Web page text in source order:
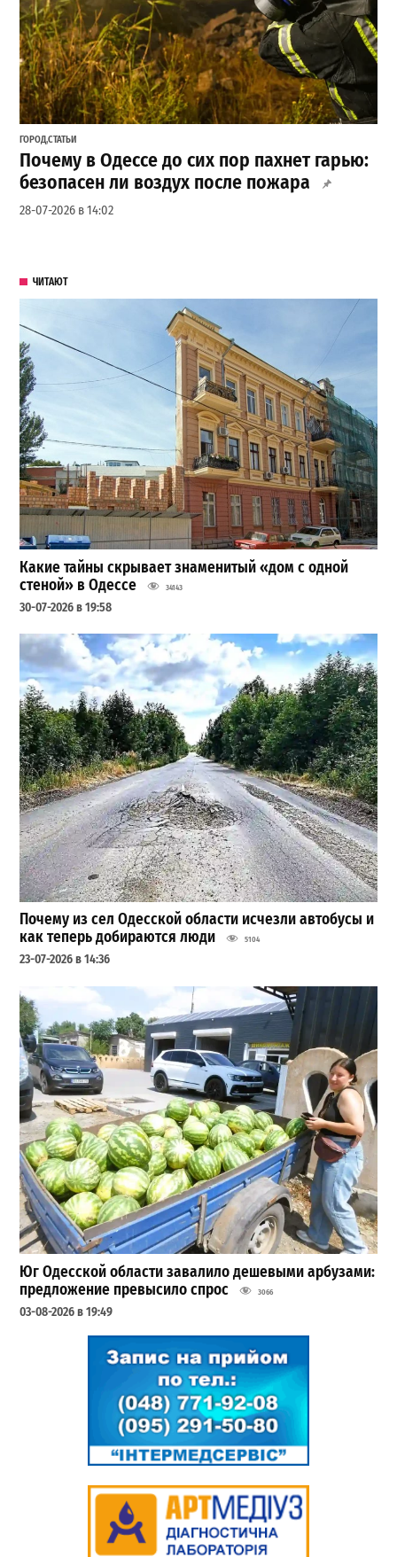
ГОРОД,СТАТЬИ
Почему в Одессе до сих пор пахнет гарью:
безопасен ли воздух после пожара
28-07-2026 в 14:02
ЧИТАЮТ
Какие тайны скрывает знаменитый «дом с одной
стеной» в Одессе
34143
30-07-2026 в 19:58
Почему из сел Одесской области исчезли автобусы и
как теперь добираются люди
5104
23-07-2026 в 14:36
Юг Одесской области завалило дешевыми арбузами:
предложение превысило спрос
3066
03-08-2026 в 19:49